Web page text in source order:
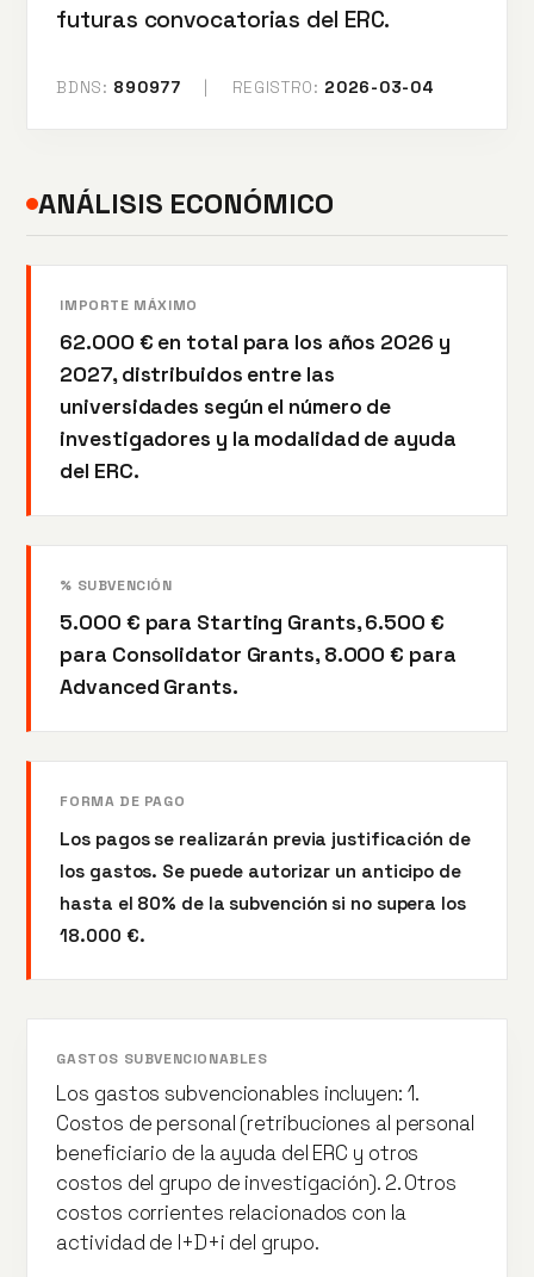
futuras convocatorias del ERC.
BDNS: 890977 REGISTRO: 2026-03-04
ANÁLISIS ECONÓMICO
IMPORTE MÁXIMO
62.000 € en total para los años 2026 y
2027, distribuidos entre las
universidades según el número de
investigadores y la modalidad de ayuda
del ERC.
% SUBVENCIÓN
5.000 € para Starting Grants, 6.500 €
para Consolidator Grants, 8.000 € para
Advanced Grants.
FORMA DE PAGO
Los pagos se realizarán previa justificación de
los gastos. Se puede autorizar un anticipo de
hasta el 80% de la subvención si no supera los
18.000 €.
GASTOS SUBVENCIONABLES
Los gastos subvencionables incluyen: 1.
Costos de personal (retribuciones al personal
beneficiario de la ayuda del ERC y otros
costos del grupo de investigación). 2. Otros
costos corrientes relacionados con la
actividad de I+D+i del grupo.